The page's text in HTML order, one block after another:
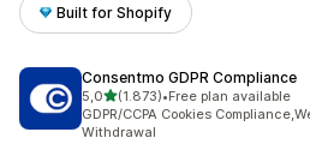
Built for Shopify
Consentmo GDPR Compliance
5,0stelle su 5
(1.873)
1873 recensioni totali
•Free plan available
GDPR/CCPA Cookies
Withdrawal